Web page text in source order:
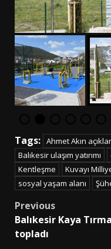
Tags: Ahmet Akın
Balıkesir ulaşım yatırımı
Kentleşme
Kuvayı
sosyal yaşam alanı
Post
navigation
Previous
Balıkesir Kaya
topladı